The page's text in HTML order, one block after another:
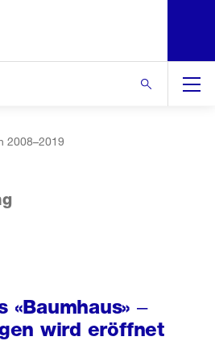
2008–2019
«Baumhaus» ‒
wird eröffnet